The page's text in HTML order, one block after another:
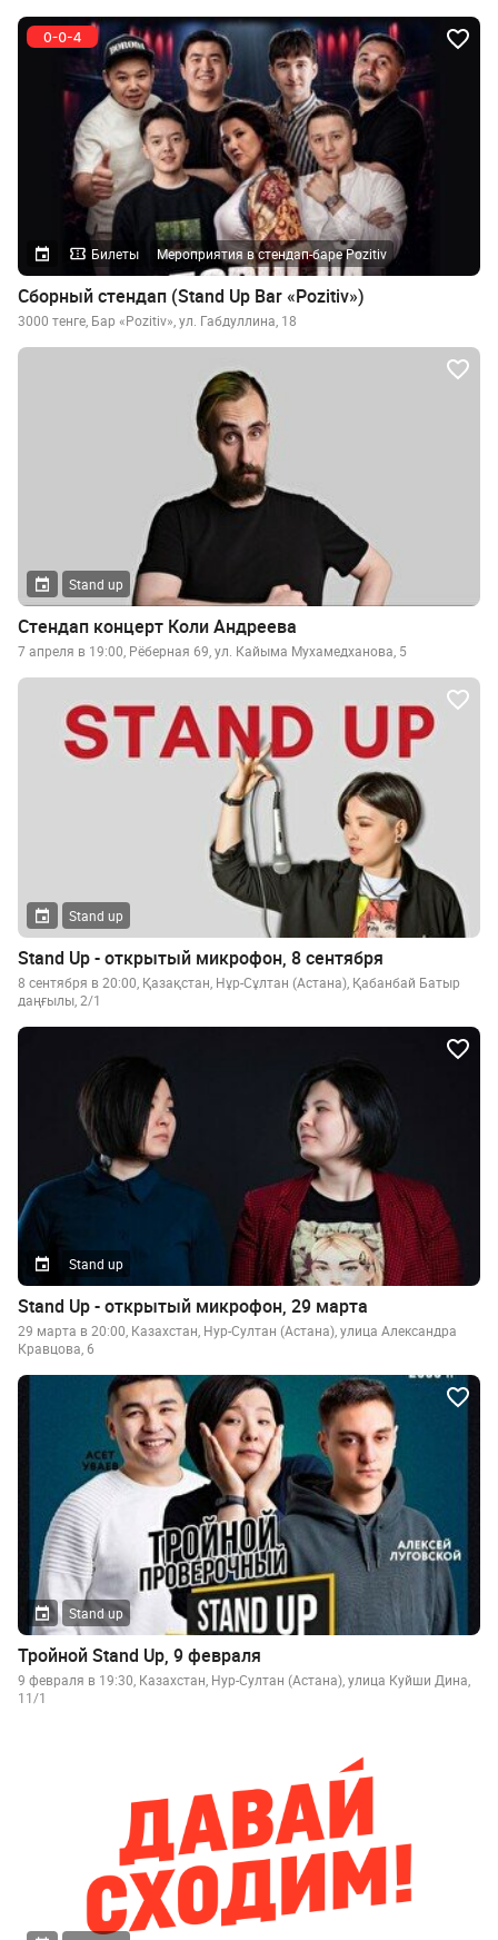
Билеты Мероприятия в стендап-баре Pozitiv
Сборный стендап (Stand Up Bar «Pozitiv»)
3000 тенге, Бар «Pozitiv», ул. Габдуллина, 18
Stand up
Стендап концерт Коли Андреева
7 апреля в 19:00, Рёберная 69, ул. Кайыма Мухамедханова, 5
Stand up
Stand Up - открытый микрофон, 8 сентября
8 сентября в 20:00, Қазақстан, Нұр-Сұлтан (Астана), Қабанбай Батыр
даңғылы, 2/1
Stand up
Stand Up - открытый микрофон, 29 марта
29 марта в 20:00, Казахстан, Нур-Султан (Астана), улица Александра
Кравцова, 6
Stand up
Тройной Stand Up, 9 февраля
9 февраля в 19:30, Казахстан, Нур-Султан (Астана), улица Куйши Дина,
11/1